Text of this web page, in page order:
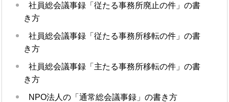
社員総会議事録「従たる事務所廃止の件」の書
き方
社員総会議事録「従たる事務所移転の件」の書
き方
社員総会議事録「主たる事務所移転の件」の書
き方
NPO法人の「通常総会議事録」の書き方